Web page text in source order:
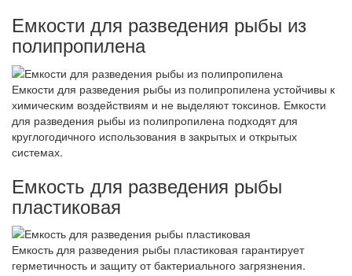
Емкости для разведения рыбы из
полипропилена
Емкости для разведения рыбы из полипропилена устойчивы к
химическим воздействиям и не выделяют токсинов. Емкости
для разведения рыбы из полипропилена подходят для
круглогодичного использования в закрытых и открытых
системах.
Емкость для разведения рыбы
пластиковая
Емкость для разведения рыбы пластиковая гарантирует
герметичность и защиту от бактериального загрязнения.